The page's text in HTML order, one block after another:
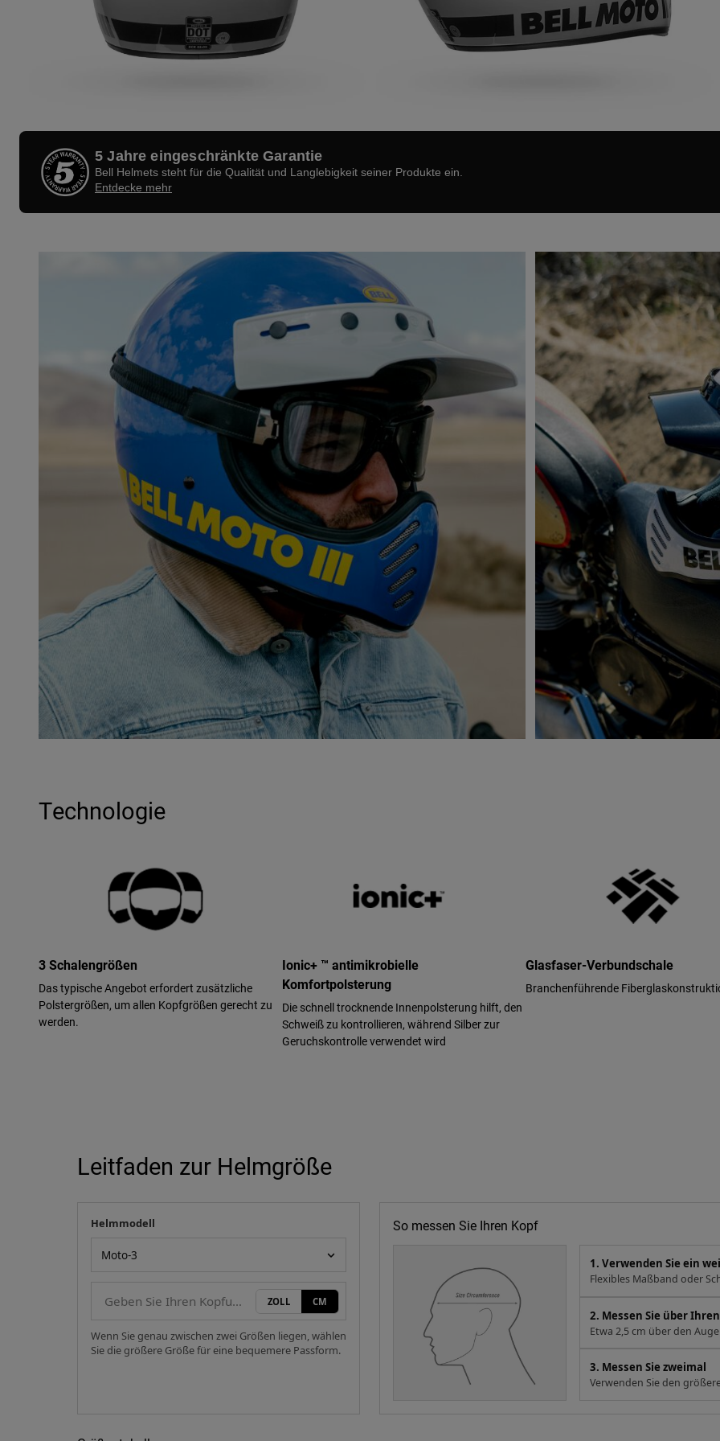
5 Jahre eingeschränkte Garantie
Bell Helmets steht für die Qualität und Langlebigkeit seiner Produkte ein.
Entdecke mehr
Technologie
3 Schalengrößen
Das typische Angebot erfordert zusätzliche
Polstergrößen, um allen Kopfgrößen gerecht zu
werden.
Ionic+ ™ antimikrobielle
Komfortpolsterung
Die schnell trocknende Innenpolsterung hilft, den
Schweiß zu kontrollieren, während Silber zur
Geruchskontrolle verwendet wird
Glasfaser-Verbundschale
Branchenführende
Leitfaden zur Helmgröße
So messen Sie Ihren Kopf
1. Verwenden Sie ein
Flexibles Maßband oder
2. Messen Sie über
Etwa 2,5 cm über den
3. Messen Sie zweimal
Verwenden Sie den
Ihre Messung
Helmmodell
ZOLL CM
Wenn Sie genau zwischen zwei Größen liegen, wählen
Sie die größere Größe für eine bequemere Passform.